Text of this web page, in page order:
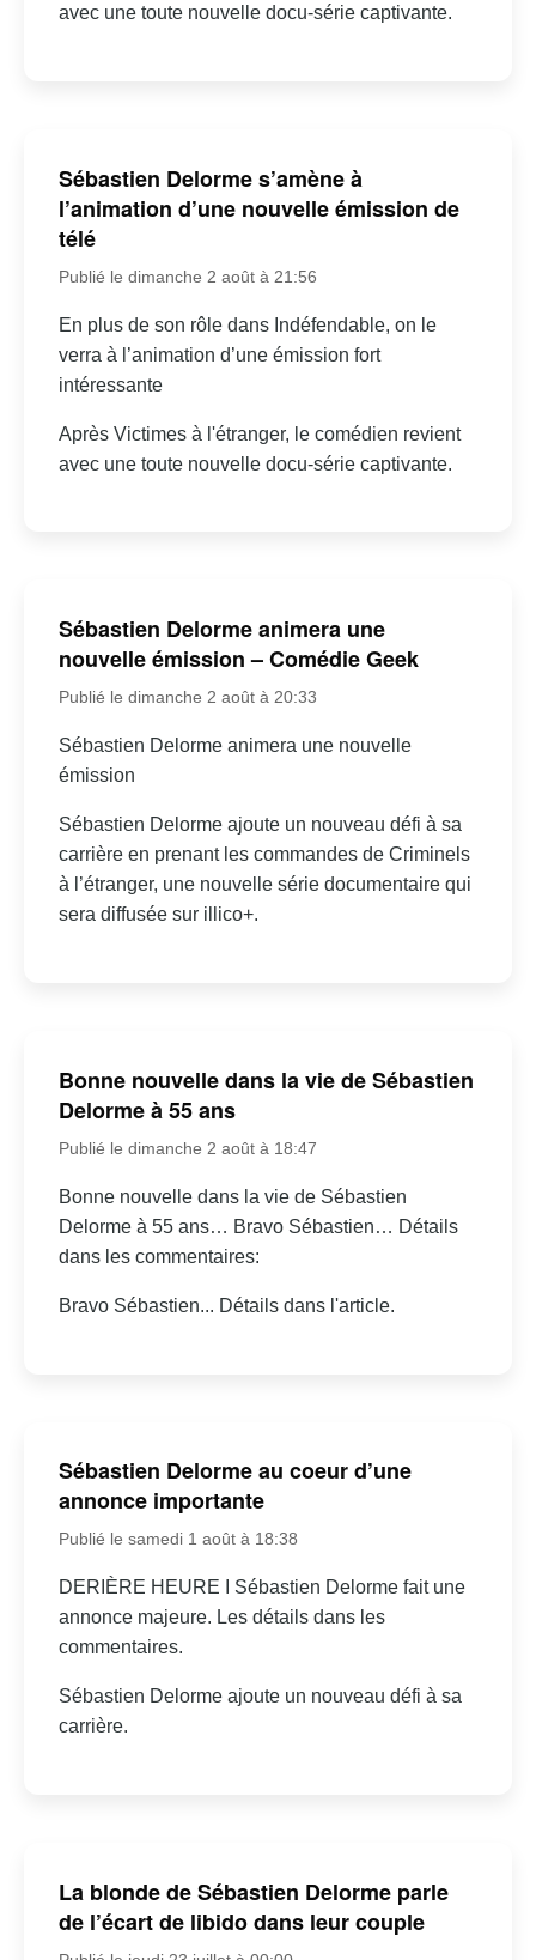
avec une toute nouvelle docu-série captivante.
Sébastien Delorme s’amène à
l’animation d’une nouvelle émission de
télé
Publié le dimanche 2 août à 21:56
En plus de son rôle dans Indéfendable, on le
verra à l’animation d’une émission fort
intéressante
Après Victimes à l'étranger, le comédien revient
avec une toute nouvelle docu-série captivante.
Sébastien Delorme animera une
nouvelle émission – Comédie Geek
Publié le dimanche 2 août à 20:33
Sébastien Delorme animera une nouvelle
émission
Sébastien Delorme ajoute un nouveau défi à sa
carrière en prenant les commandes de Criminels
à l’étranger, une nouvelle série documentaire qui
sera diffusée sur illico+.
Bonne nouvelle dans la vie de Sébastien
Delorme à 55 ans
Publié le dimanche 2 août à 18:47
Bonne nouvelle dans la vie de Sébastien
Delorme à 55 ans… Bravo Sébastien… Détails
dans les commentaires:
Bravo Sébastien... Détails dans l'article.
Sébastien Delorme au coeur d’une
annonce importante
Publié le samedi 1 août à 18:38
DERIÈRE HEURE I Sébastien Delorme fait une
annonce majeure. Les détails dans les
commentaires.
Sébastien Delorme ajoute un nouveau défi à sa
carrière.
La blonde de Sébastien Delorme parle
de l’écart de libido dans leur couple